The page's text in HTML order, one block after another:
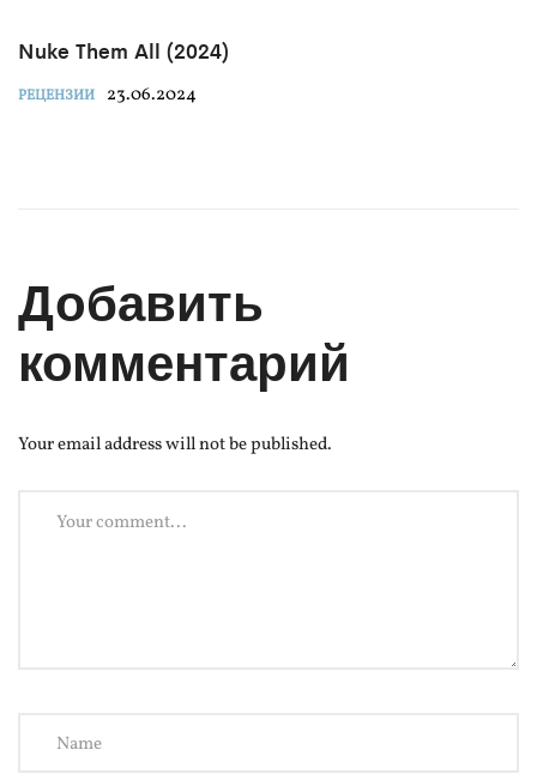
Nuke Them All (2024)
РЕЦЕНЗИИ 23.06.2024
Добавить
комментарий
Your email address will not be published.